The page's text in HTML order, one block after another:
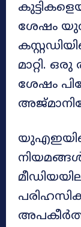
ശേഷം
മാറ്റി.
ശേഷം